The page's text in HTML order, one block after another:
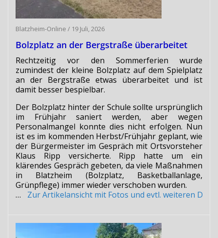
Blatzheim-Online / 19 Juli, 2026
Bolzplatz an der Bergstraße überarbeitet
Rechtzeitig vor den Sommerferien wurde
zumindest der kleine Bolzplatz auf dem Spielplatz
an der Bergstraße etwas überarbeitet und ist
damit besser bespielbar.
Der Bolzplatz hinter der Schule sollte ursprünglich
im Frühjahr saniert werden, aber wegen
Personalmangel konnte dies nicht erfolgen. Nun
ist es im kommenden Herbst/Frühjahr geplant, wie
der Bürgermeister im Gespräch mit Ortsvorsteher
Klaus Ripp versicherte. Ripp hatte um ein
klärendes Gespräch gebeten, da viele Maßnahmen
in Blatzheim (Bolzplatz, Basketballanlage,
Grünpflege) immer wieder verschoben wurden.
…Zur Artikelansicht mit Fotos und evtl. weiteren